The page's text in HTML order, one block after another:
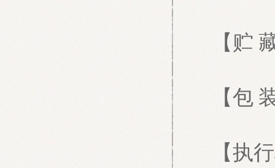
【贮
【包
【执